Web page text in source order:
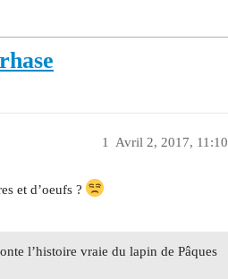
Avril 2, 2017, 11:10
1
et d’oeufs ?
l’histoire vraie du lapin de Pâques